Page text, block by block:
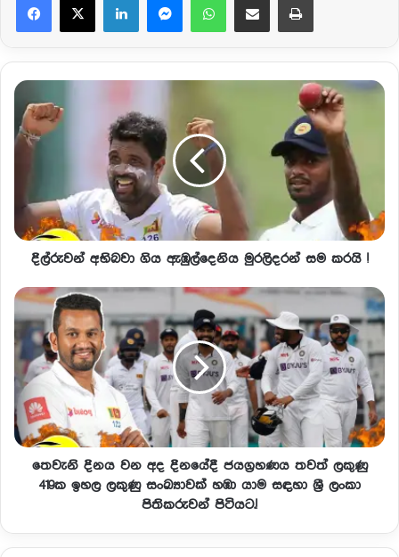
දිල්රුවන් අභිබවා ගිය ඇඹුල්දෙනිය මුරලිදරන් සම කරයි !
තෙවැනි දිනය වන අද දිනයේදී ජයග්‍රහණය තවත් ලකුණු
419ක ඉහල ලකුණු සංඛ්‍යාවක් හඹා යාම සඳහා ශ්‍රී ලංකා
පිතිකරුවන් පිටියට.!